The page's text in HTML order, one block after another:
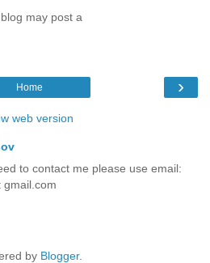
may post a
›
Home
web version
to contact me please use email:
gmail.com
by Blogger.